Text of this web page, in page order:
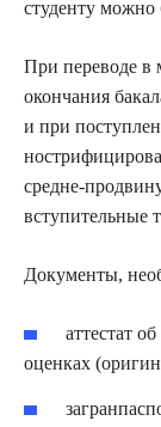
студенту можно
При переводе в
окончания
и при
средне-
вступительные
Документы,
аттестат
оценках